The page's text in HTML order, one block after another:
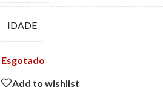
IDADE
Esgotado
Add to wishlist